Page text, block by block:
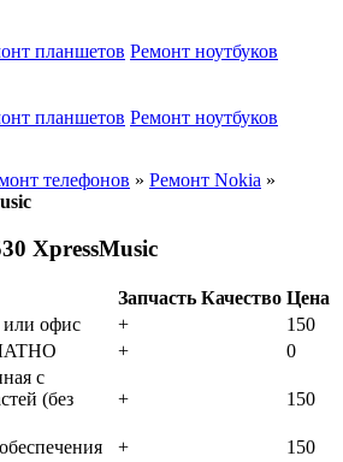
планшетов Ремонт ноутбуков
планшетов Ремонт ноутбуков
телефонов » Ремонт Nokia »
XpressMusic
Запчасть Качество Цена
или oфиc
+
150
+
0
с
(бeз
+ 150
+
150